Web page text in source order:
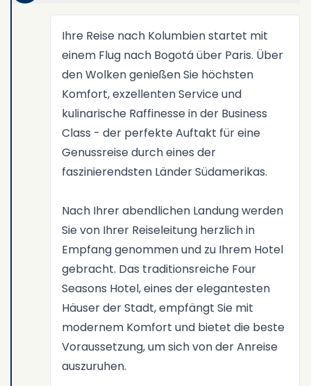
Ihre Reise nach Kolumbien startet mit
einem Flug nach Bogotá über Paris. Über
den Wolken genießen Sie höchsten
Komfort, exzellenten Service und
kulinarische Raffinesse in der Business
Class - der perfekte Auftakt für eine
Genussreise durch eines der
faszinierendsten Länder Südamerikas.
Nach Ihrer abendlichen Landung werden
Sie von Ihrer Reiseleitung herzlich in
Empfang genommen und zu Ihrem Hotel
gebracht. Das traditionsreiche Four
Seasons Hotel, eines der elegantesten
Häuser der Stadt, empfängt Sie mit
modernem Komfort und bietet die beste
Voraussetzung, um sich von der Anreise
auszuruhen.